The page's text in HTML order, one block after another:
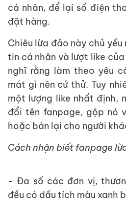
cá nhân, để lại số điện
đặt hàng.
Chiêu lừa đảo này chủ
tin cá nhân và lượt like
nghĩ rằng làm theo yêu
mát gì nên cứ thử. Tuy
một lượng like nhất định,
đổi tên fanpage, gộp nó
hoặc bán lại cho người
Cách nhận biết fanpage
- Đa số các đơn vị,
đều có dấu tích màu xanh